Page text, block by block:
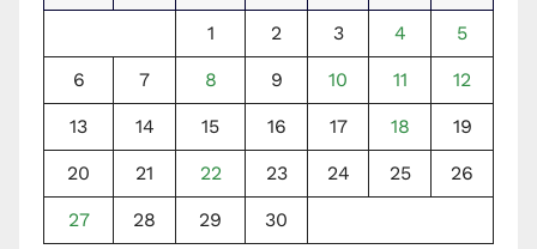
1 2 3 4 5
6 7 8 9 10 11 12
13 14 15 16 17 18 19
20 21 22 23 24 25 26
27 28 29 30